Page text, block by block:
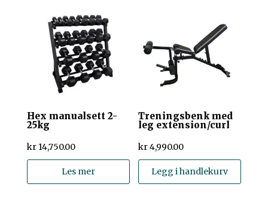
Hex manualsett 2-
25kg
kr14,750.00
Les mer
Treningsbenk med
leg extension/curl
kr4,990.00
Legg i handlekurv